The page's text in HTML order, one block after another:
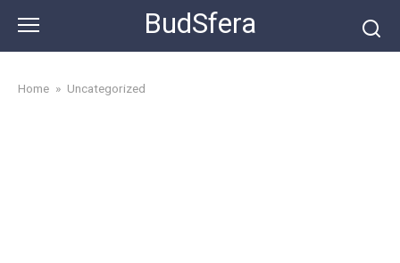
content
BudSfera
Home » Uncategorized